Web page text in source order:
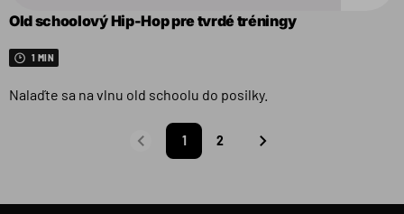
Old schoolový Hip-Hop pre tvrdé tréningy
1 MIN
Nalaďte sa na vlnu old schoolu do posilky.
Predchádzajúca
1 2
Nasledujúca